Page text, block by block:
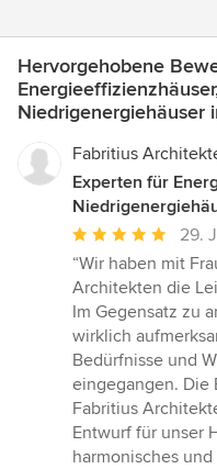
Hervorgehobene
Niedrigenergiehäuser
Fabritius
Experten für
Durchschnittliche
Bewertung:
5
von
5
Sternen
29.
“Wir haben mit
Architekten die
Im Gegensatz zu
wirklich
Bedürfnisse und
eingegangen. Die
Fabritius
Entwurf für unser
harmonisches